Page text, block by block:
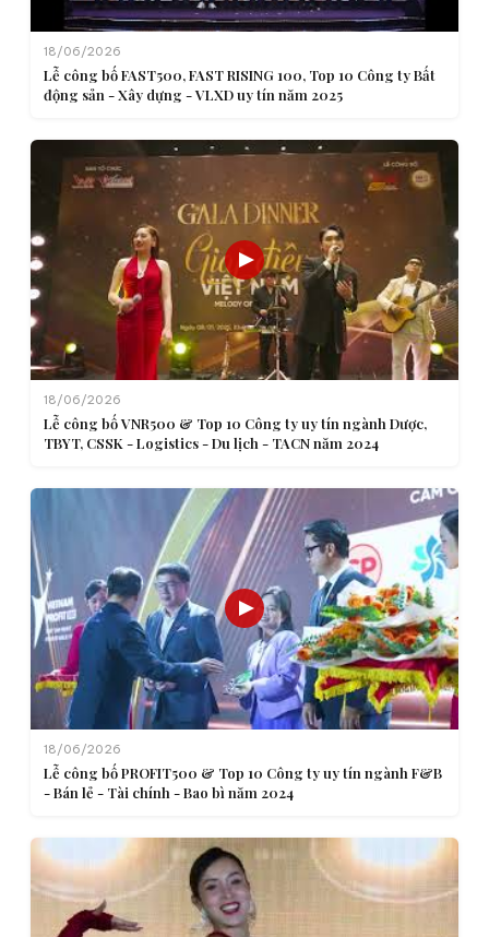
18/06/2026
Lễ công bố FAST500, FAST RISING 100, Top 10 Công ty Bất
động sản - Xây dựng - VLXD uy tín năm 2025
18/06/2026
Lễ công bố VNR500 & Top 10 Công ty uy tín ngành Dược,
TBYT, CSSK - Logistics - Du lịch - TACN năm 2024
18/06/2026
Lễ công bố PROFIT500 & Top 10 Công ty uy tín ngành F&B
- Bán lẻ - Tài chính - Bao bì năm 2024